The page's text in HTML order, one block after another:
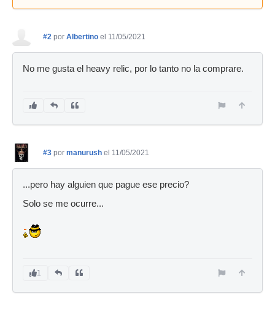
#2 por Albertino el 11/05/2021
No me gusta el heavy relic, por lo tanto no la comprare.
#3 por manurush el 11/05/2021
...pero hay alguien que pague ese precio?
Solo se me ocurre...
1